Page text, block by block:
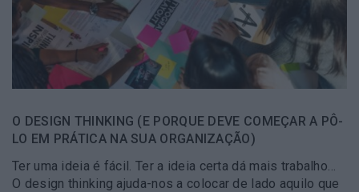
O DESIGN THINKING (E PORQUE DEVE COMEÇAR A PÔ-
LO EM PRÁTICA NA SUA ORGANIZAÇÃO)
Ter uma ideia é fácil. Ter a ideia certa dá mais trabalho…
O design thinking ajuda-nos a colocar de lado aquilo que